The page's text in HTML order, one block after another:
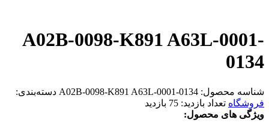
A02B-0098-K891 A63L-0001-
0134
شناسه محصول: A02B-0098-K891 A63L-0001-0134 دسته‌بندی:
فروشگاه تعداد بازدید: 75 بازدید
ویژگی های محصول: